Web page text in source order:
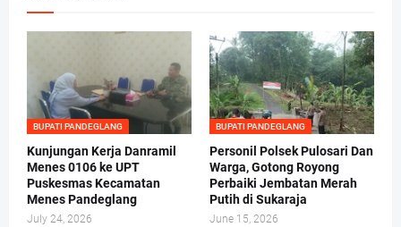
BUPATI PANDEGLANG
Kunjungan Kerja Danramil
Menes 0106 ke UPT
Puskesmas Kecamatan
Menes Pandeglang
July 24, 2026
BUPATI PANDEGLANG
Personil Polsek Pulosari Dan
Warga, Gotong Royong
Perbaiki Jembatan Merah
Putih di Sukaraja
June 15, 2026